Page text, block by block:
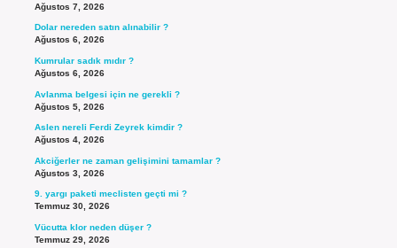
Ağustos 7, 2026
Dolar nereden satın alınabilir ?
Ağustos 6, 2026
Kumrular sadık mıdır ?
Ağustos 6, 2026
Avlanma belgesi için ne gerekli ?
Ağustos 5, 2026
Aslen nereli Ferdi Zeyrek kimdir ?
Ağustos 4, 2026
Akciğerler ne zaman gelişimini tamamlar ?
Ağustos 3, 2026
9. yargı paketi meclisten geçti mi ?
Temmuz 30, 2026
Vücutta klor neden düşer ?
Temmuz 29, 2026